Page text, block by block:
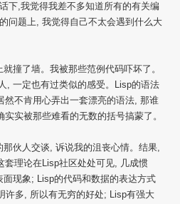
下,我觉得我差不多知道所有的有关编
问题上, 我觉得自己不太会遇到什么大
撞了墙。我被那些范例代码吓坏了。
, 一定也有过类似的感受。Lisp的语法
然不肯用心弄出一套漂亮的语法, 那谁
实被那些难看的无数的括号搞蒙了。
伙人交谈, 诉说我的沮丧心情。结果,
套理论在Lisp社区处处可见, 几成惯
现象; Lisp的代码和数据的表达方式
许多, 所以有无穷的好处; Lisp有强大